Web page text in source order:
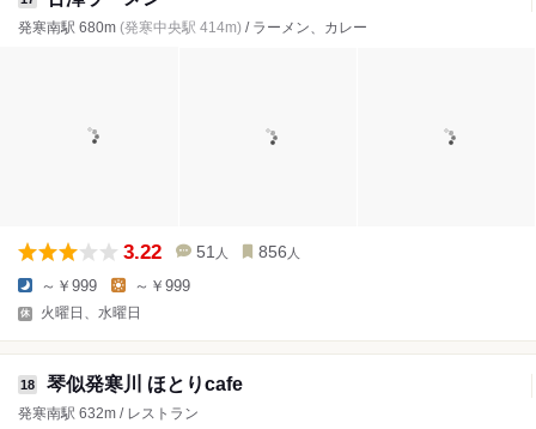
発寒南駅 680m (発寒中央駅 414m) / ラーメン、カレー
3.22 51 人 856 人
～￥999 ～￥999
火曜日、水曜日
18 琴似発寒川 ほとりcafe
発寒南駅 632m / レストラン